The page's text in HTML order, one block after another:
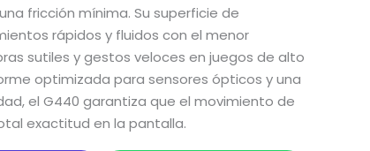
fricción mínima. Su superficie de
rápidos y fluidos con el menor
sutiles y gestos veloces en juegos de alto
optimizada para sensores ópticos y una
el G440 garantiza que el movimiento de
exactitud en la pantalla.